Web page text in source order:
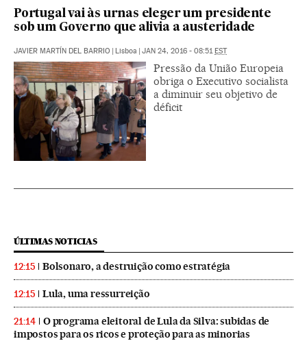
Portugal vai às urnas eleger um presidente
sob um Governo que alivia a austeridade
JAVIER MARTÍN DEL BARRIO | Lisboa | JAN 24, 2016 - 08:51EST
Pressão da União Europeia
obriga o Executivo socialista
a diminuir seu objetivo de
déficit
ÚLTIMAS NOTICIAS
12:15 Bolsonaro, a destruição como estratégia
12:15 Lula, uma ressurreição
21:14
O programa eleitoral de Lula da Silva: subidas de
impostos para os ricos e proteção para as minorias